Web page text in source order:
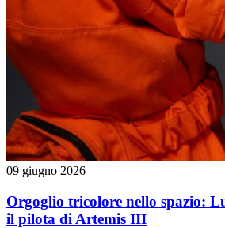
09 giugno 2026
Orgoglio tricolore nello spazio:
il pilota di Artemis III